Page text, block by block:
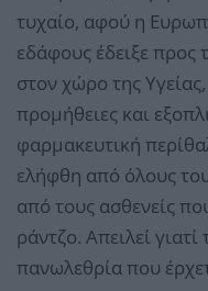
τυχαίο, αφού η
εδάφους έδειξε προς
στον χώρο της
προμήθειες και
φαρμακευτική
ελήφθη από όλους
από τους ασθενείς
ράντζο. Απειλεί
πανωλεθρία που